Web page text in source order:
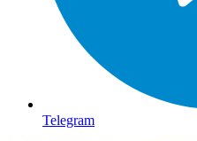
Telegram